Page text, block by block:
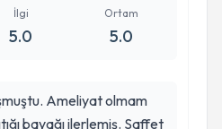
Tüm aile bireyleri olarak
minnetlerimizi
6 ay 18 doktor gezdik.
İlgi
5.0
Ortam
5.0
Ameliyat olmam
bayağı ilerlemiş. Saffet